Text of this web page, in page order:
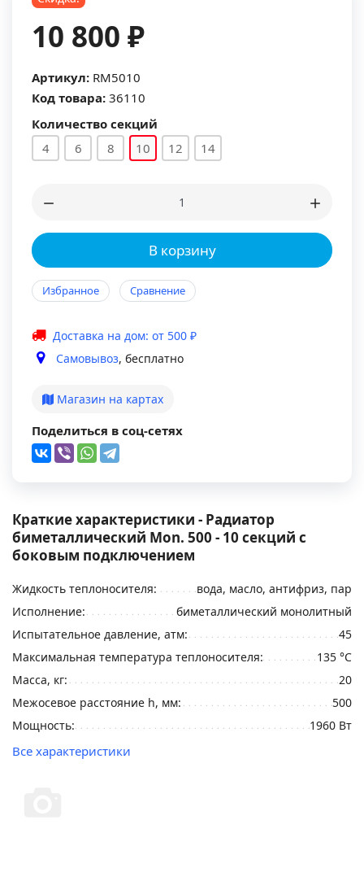
10 800 ₽
Артикул: RM5010
Код товара: 36110
Количество секций
4
6 8 10 12 14
В корзину
Избранное Сравнение
Доставка на дом: от 500 ₽
Самовывоз, бесплатно
Магазин на картах
Поделиться в соц-сетях
Краткие характеристики - Радиатор
биметаллический Mon. 500 - 10 секций c
боковым подключением
Жидкость теплоносителя:
вода, масло, антифриз, пар
Исполнение:
биметаллический монолитный
Испытательное давление, атм:
45
Максимальная температура теплоносителя:
135 °C
Масса, кг:
20
Межосевое расстояние h, мм:
500
Мощность:
1960 Вт
Все характеристики